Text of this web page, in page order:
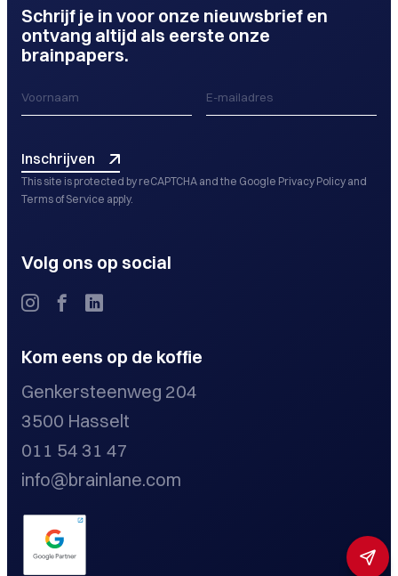
Schrijf je in voor onze nieuwsbrief en
ontvang altijd als eerste onze
brainpapers.
Inschrijven
This site is protected by reCAPTCHA and the Google Privacy Policy and
Terms of Service apply.
Volg ons op social
Kom eens op de koffie
Genkersteenweg 204
3500 Hasselt
011 54 31 47
info@brainlane.com